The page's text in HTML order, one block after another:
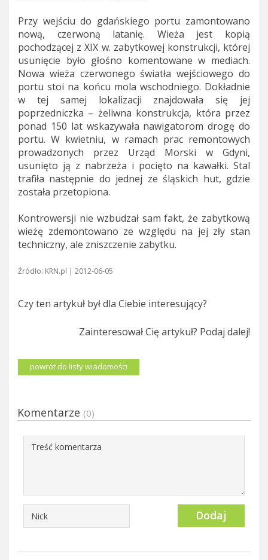
Przy wejściu do gdańskiego portu zamontowano
nową, czerwoną latanię. Wieża jest kopią
pochodzącej z XIX w. zabytkowej konstrukcji, której
usunięcie było głośno komentowane w mediach.
Nowa wieża czerwonego światła wejściowego do
portu stoi na końcu mola wschodniego. Dokładnie
w tej samej lokalizacji znajdowała się jej
poprzedniczka – żeliwna konstrukcja, która przez
ponad 150 lat wskazywała nawigatorom drogę do
portu. W kwietniu, w ramach prac remontowych
prowadzonych przez Urząd Morski w Gdyni,
usunięto ją z nabrzeża i pocięto na kawałki. Stal
trafiła następnie do jednej ze śląskich hut, gdzie
została przetopiona.
Kontrowersji nie wzbudzał sam fakt, że zabytkową
wieżę zdemontowano ze względu na jej zły stan
techniczny, ale zniszczenie zabytku.
Źródło: KRN.pl | 2012-06-05
Czy ten artykuł był dla Ciebie interesujący?
Zainteresował Cię artykuł? Podaj dalej!
powrót do listy wiadomości
Komentarze (0)
Dodaj